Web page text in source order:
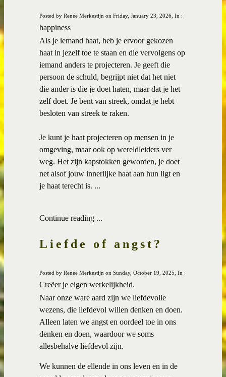
Posted by Renée Merkestijn on Friday, January 23, 2026, In :
happiness
Als je iemand haat, heb je ervoor gekozen
haat in jezelf toe te staan en die vervolgens op
iemand anders te projecteren. Je geeft die
persoon de schuld, begrijpt niet dat het niet
die ander is die je doet haten, maar dat je het
zelf doet. Je bent van streek, omdat je hebt
besloten van streek te raken.
Je kunt je haat projecteren op mensen in je
omgeving, maar ook op wereldleiders ver
weg. Het zijn kapstokken geworden, je doet
net alsof jouw innerlijke haat aan hun ligt en
je haat terecht is. ...
Continue reading ...
Liefde of angst?
Posted by Renée Merkestijn on Sunday, October 19, 2025, In :
Creëer je eigen werkelijkheid.
Naar onze ware aard zijn we liefdevolle
wezens, die liefdevol willen denken en doen.
Alleen laten we angst en oordeel toe in ons
denken en doen, waardoor we soms
allesbehalve liefdevol zijn.
We kunnen de ellende in ons leven en in de